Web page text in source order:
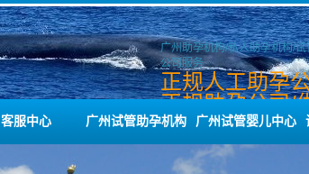
广州助孕机构/私人助孕机构/试
公司服务
正规人工助孕
正规助孕公司/
助孕机构
客服中心 广州试管助孕机构 广州试管婴儿中心